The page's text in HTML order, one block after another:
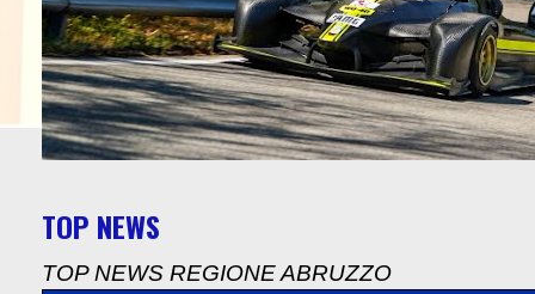
TOP NEWS
TOP NEWS REGIONE ABRUZZO